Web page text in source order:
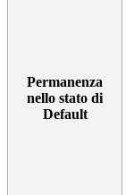
Permanenza
nello stato di
Default